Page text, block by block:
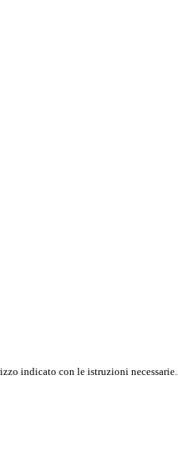
indicato con le istruzioni necessarie.